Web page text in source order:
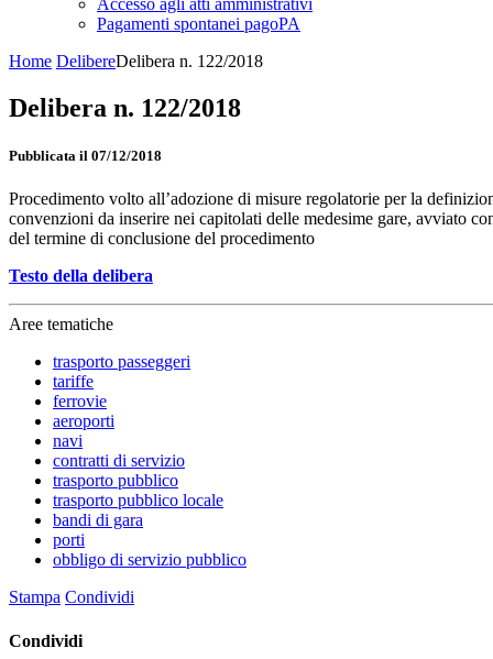
Accesso agli atti amministrativi
Pagamenti spontanei pagoPA
Home DelibereDelibera n. 122/2018
Delibera n. 122/2018
Pubblicata il 07/12/2018
Procedimento volto all’adozione di misure regolatorie per la
convenzioni da inserire nei capitolati delle medesime gare, avviato
del termine di conclusione del procedimento
Testo della delibera
Aree tematiche
trasporto passeggeri
tariffe
ferrovie
aeroporti
navi
contratti di servizio
trasporto pubblico
trasporto pubblico locale
bandi di gara
porti
obbligo di servizio pubblico
Stampa Condividi
Condividi